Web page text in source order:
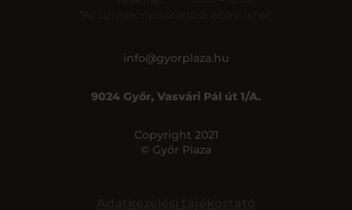
*Az üzletek nyitvatartása eltérő lehet.
info@gyorplaza.hu
9024 Győr, Vasvári Pál út 1/A.
Copyright 2021
© Győr Plaza